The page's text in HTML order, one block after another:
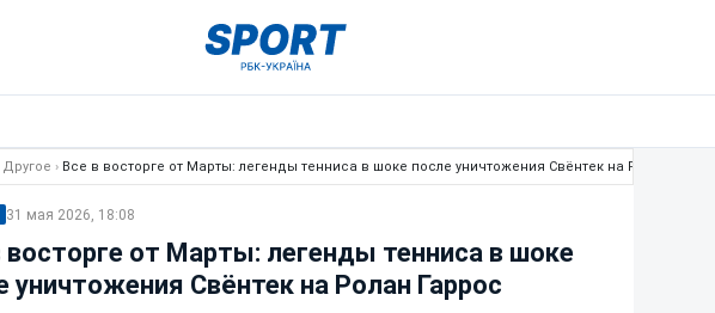
Другое › Все в восторге от Марты: легенды тенниса в шоке после уничтожения Свёнтек на Ролан Гаррос
31 мая 2026, 18:08
восторге от Марты: легенды тенниса в шоке
уничтожения Свёнтек на Ролан Гаррос